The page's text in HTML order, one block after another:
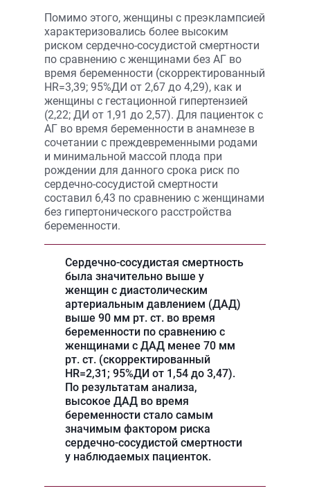
Помимо этого, женщины с преэклампсией
характеризовались более высоким
риском сердечно-сосудистой смертности
по сравнению с женщинами без АГ во
время беременности (скорректированный
HR=3,39; 95%ДИ от 2,67 до 4,29), как и
женщины с гестационной гипертензией
(2,22; ДИ от 1,91 до 2,57). Для пациенток с
АГ во время беременности в анамнезе в
сочетании с преждевременными родами
и минимальной массой плода при
рождении для данного срока риск по
сердечно-сосудистой смертности
составил 6,43 по сравнению с женщинами
без гипертонического расстройства
беременности.
Сердечно-сосудистая смертность
была значительно выше у
женщин с диастолическим
артериальным давлением (ДАД)
выше 90 мм рт. ст. во время
беременности по сравнению с
женщинами с ДАД менее 70 мм
рт. ст. (скорректированный
HR=2,31; 95%ДИ от 1,54 до 3,47).
По результатам анализа,
высокое ДАД во время
беременности стало самым
значимым фактором риска
сердечно-сосудистой смертности
у наблюдаемых пациенток.